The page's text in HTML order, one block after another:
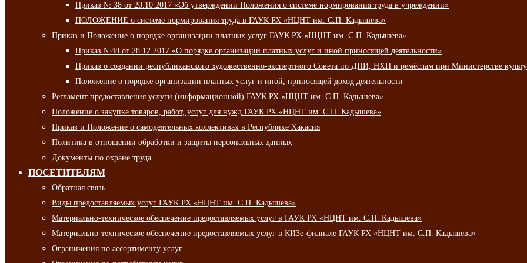
Приказ № 38 от 20.10.2017 «Об утверждении Положения о системе нормирования труда в учреждении»
ПОЛОЖЕНИЕ о системе нормирования труда в ГАУК РХ «НЦНТ им. С.П. Кадышева»
Приказ и Положение о порядке организации платных услуг ГАУК РХ «НЦНТ им. С.П. Кадышева»
Приказ №48 от 28.12.2017 «О порядке организации платных услуг и иной приносящей деятельности»
Приказ о создании республиканского художественно-экспертного Совета по ДПИ, НХП и ремёслам при Министерстве
Положение о порядке организации платных услуг и иной, приносящей доход деятельности
Регламент предоставления услуги (информационной) ГАУК РХ «НЦНТ им. С.П. Кадышева»
Положение о закупке товаров, работ, услуг для нужд ГАУК РХ «НЦНТ им. С.П. Кадышева»
Приказ и Положение о самодеятельных коллективах в Республике Хакасия
Политика в отношении обработки и защиты персональных данных
Документы по охране труда
ПОСЕТИТЕЛЯМ
Обратная связь
Виды предоставляемых услуг ГАУК РХ «НЦНТ им. С.П. Кадышева»
Материально-техническое обеспечение предоставляемых услуг в ГАУК РХ «НЦНТ им. С.П. Кадышева»
Материально-техническое обеспечение предоставляемых услуг в КИЗе-филиале ГАУК РХ «НЦНТ им. С.П. Кадышева»
Ограничения по ассортименту услуг